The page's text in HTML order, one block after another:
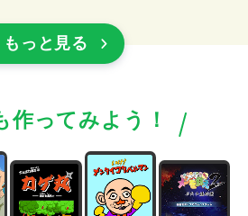
もっと見る
作ってみよう！